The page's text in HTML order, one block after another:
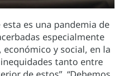
es una pandemia de
especialmente
y social, en la
tanto entre